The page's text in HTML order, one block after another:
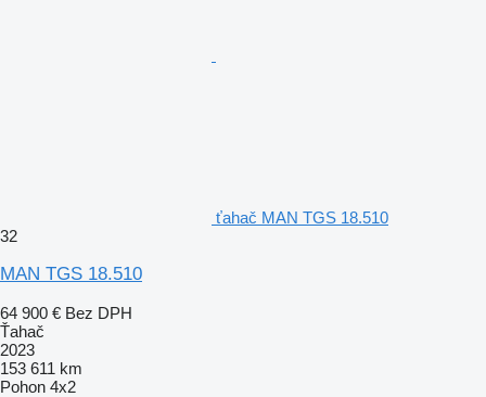
ťahač MAN TGS 18.510
32
MAN TGS 18.510
64 900 € Bez DPH
Ťahač
2023
153 611 km
Pohon 4x2